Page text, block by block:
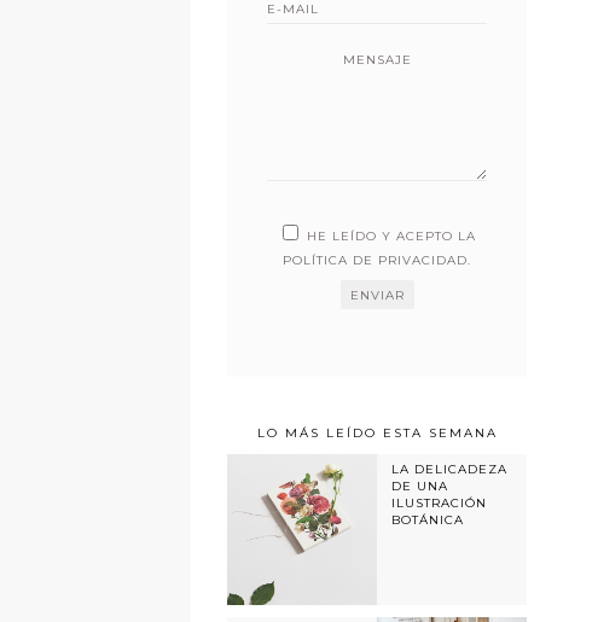
MENSAJE
HE LEÍDO Y ACEPTO LA
POLÍTICA DE PRIVACIDAD.
LO MÁS LEÍDO ESTA SEMANA
LA DELICADEZA
DE UNA
ILUSTRACIÓN
BOTÁNICA